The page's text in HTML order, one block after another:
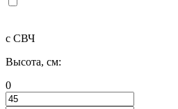
с СВЧ
Высота, см:
0